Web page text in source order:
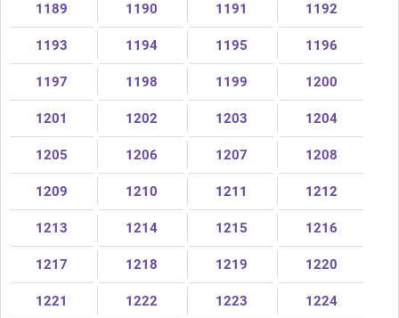
1189 1190 1191 1192
1193 1194 1195 1196
1197 1198 1199 1200
1201 1202 1203 1204
1205 1206 1207 1208
1209 1210 1211 1212
1213 1214 1215 1216
1217 1218 1219 1220
1221 1222 1223 1224